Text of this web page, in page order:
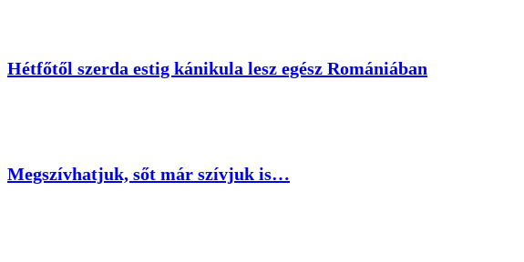
Hétfőtől szerda estig kánikula lesz egész Romániában
Megszívhatjuk, sőt már szívjuk is…